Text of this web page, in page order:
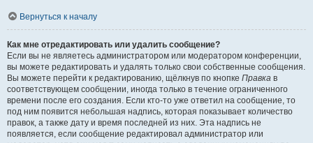
Вернуться к началу
Как мне отредактировать или удалить сообщение?
Если вы не являетесь администратором или модератором конференции,
вы можете редактировать и удалять только свои собственные сообщения.
Вы можете перейти к редактированию, щёлкнув по кнопке Правка в
соответствующем сообщении, иногда только в течение ограниченного
времени после его создания. Если кто-то уже ответил на сообщение, то
под ним появится небольшая надпись, которая показывает количество
правок, а также дату и время последней из них. Эта надпись не
появляется, если сообщение редактировал администратор или